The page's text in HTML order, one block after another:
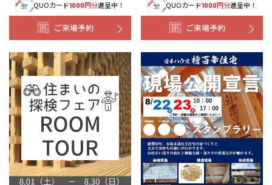
QUOカード1000円分進呈中！
ご来場予約
QUOカード1000円分進呈中！
ご来場予約
福島
石川
福井
千葉
茨城
栃木
群馬
静岡
三重
京都
兵庫
奈良
滋賀
和歌山
岡山
香川
愛媛
鳥取
島根
広島
九州
福岡
佐賀
熊本
大分
宮崎
分譲マンション
※現住所のある都道府県以外の建築予定地の方でも現住所の有るお近
くの展示場又は店舗にお問合せください。移住の計画の方もご相談対
応します。お気軽にご相談ください。
福島県
会津
石川県
福井県
福井
埼玉県
埼玉
千葉県
千葉
柏
茨城県
水戸
栃木県
宇都宮
小山
群馬県
群馬
伊勢崎
静岡県
三重県
四日市
京都府
京都
兵庫県
姫路
奈良県
奈良
岡山県
岡山
愛媛県
松山
九州
福岡県
福岡
佐賀県
佐賀
熊本県
熊本
大分県
大分
宮崎県
宮崎
鹿児島県
鹿児島